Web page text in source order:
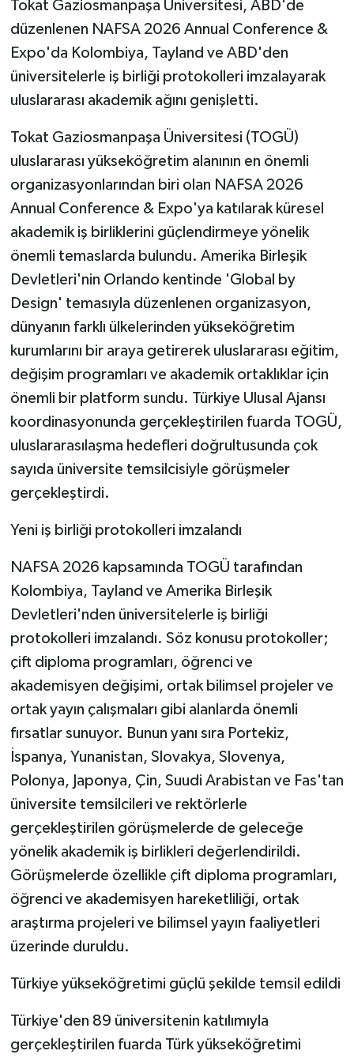
Tokat Gaziosmanpaşa Üniversitesi, ABD'de
düzenlenen NAFSA 2026 Annual Conference &
Expo'da Kolombiya, Tayland ve ABD'den
üniversitelerle iş birliği protokolleri imzalayarak
uluslararası akademik ağını genişletti.
Tokat Gaziosmanpaşa Üniversitesi (TOGÜ)
uluslararası yükseköğretim alanının en önemli
organizasyonlarından biri olan NAFSA 2026
Annual Conference & Expo'ya katılarak küresel
akademik iş birliklerini güçlendirmeye yönelik
önemli temaslarda bulundu. Amerika Birleşik
Devletleri'nin Orlando kentinde 'Global by
Design' temasıyla düzenlenen organizasyon,
dünyanın farklı ülkelerinden yükseköğretim
kurumlarını bir araya getirerek uluslararası eğitim,
değişim programları ve akademik ortaklıklar için
önemli bir platform sundu. Türkiye Ulusal Ajansı
koordinasyonunda gerçekleştirilen fuarda TOGÜ,
uluslararasılaşma hedefleri doğrultusunda çok
sayıda üniversite temsilcisiyle görüşmeler
gerçekleştirdi.
Yeni iş birliği protokolleri imzalandı
NAFSA 2026 kapsamında TOGÜ tarafından
Kolombiya, Tayland ve Amerika Birleşik
Devletleri'nden üniversitelerle iş birliği
protokolleri imzalandı. Söz konusu protokoller;
çift diploma programları, öğrenci ve
akademisyen değişimi, ortak bilimsel projeler ve
ortak yayın çalışmaları gibi alanlarda önemli
fırsatlar sunuyor. Bunun yanı sıra Portekiz,
İspanya, Yunanistan, Slovakya, Slovenya,
Polonya, Japonya, Çin, Suudi Arabistan ve Fas'tan
üniversite temsilcileri ve rektörlerle
gerçekleştirilen görüşmelerde de geleceğe
yönelik akademik iş birlikleri değerlendirildi.
Görüşmelerde özellikle çift diploma programları,
öğrenci ve akademisyen hareketliliği, ortak
araştırma projeleri ve bilimsel yayın faaliyetleri
üzerinde duruldu.
Türkiye yükseköğretimi güçlü şekilde temsil edildi
Türkiye'den 89 üniversitenin katılımıyla
gerçekleştirilen fuarda Türk yükseköğretimi
GENEL
GÜNDEM
HABERDE İNSAN
İş Dünyası
Jandarma
Kadın
KÜLTÜR SANAT
MAGAZİN
Otomobil
SİYASET
SPOR HABERLERİ
TEKNOLOJİ
Turizm
ÜLKE GÜNDEMİ
YAŞAM
YEREL
Yerel Haberler